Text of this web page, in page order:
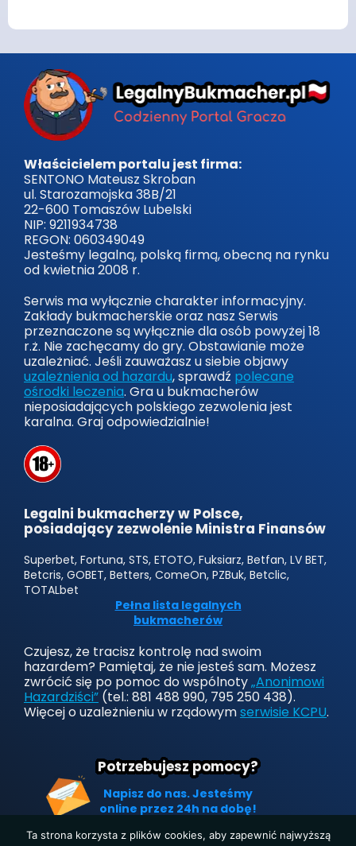
Właścicielem portalu jest firma:
SENTONO Mateusz Skroban
ul. Starozamojska 38B/21
22-600 Tomaszów Lubelski
NIP: 9211934738
REGON: 060349049
Jesteśmy legalną, polską firmą, obecną na rynku
od kwietnia 2008 r.
Serwis ma wyłącznie charakter informacyjny.
Zakłady bukmacherskie oraz nasz Serwis
przeznaczone są wyłącznie dla osób powyżej 18
r.ż. Nie zachęcamy do gry. Obstawianie może
uzależniać. Jeśli zauważasz u siebie objawy
uzależnienia od hazardu, sprawdź polecane
ośrodki leczenia. Gra u bukmacherów
nieposiadających polskiego zezwolenia jest
karalna. Graj odpowiedzialnie!
Legalni bukmacherzy w Polsce,
posiadający zezwolenie Ministra Finansów
Superbet, Fortuna, STS, ETOTO, Fuksiarz, Betfan, LV BET,
Betcris, GOBET, Betters, ComeOn, PZBuk, Betclic,
TOTALbet
Pełna lista legalnych
bukmacherów
Czujesz, że tracisz kontrolę nad swoim
hazardem? Pamiętaj, że nie jesteś sam. Możesz
zwrócić się po pomoc do wspólnoty„Anonimowi
Hazardziści” (tel.: 881 488 990, 795 250 438).
Więcej o uzależnieniu w rządowymserwisie KCPU.
Potrzebujesz pomocy?
Napisz do nas. Jesteśmy
online przez 24h na dobę!
Ta strona korzysta z plików cookies, aby zapewnić najwyższą